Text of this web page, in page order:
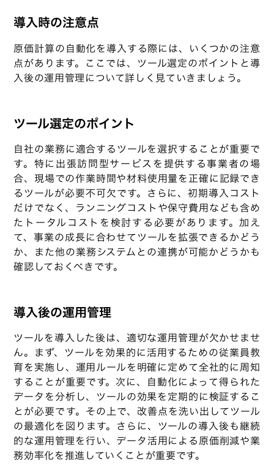
導入時の注意点
原価計算の自動化を導入する際には、いくつかの注意
点があります。ここでは、ツール選定のポイントと導
入後の運用管理について詳しく見ていきましょう。
ツール選定のポイント
自社の業務に適合するツールを選択することが重要で
す。特に出張訪問型サービスを提供する事業者の場
合、現場での作業時間や材料使用量を正確に記録でき
るツールが必要不可欠です。さらに、初期導入コスト
だけでなく、ランニングコストや保守費用なども含め
たトータルコストを検討する必要があります。加え
て、事業の成長に合わせてツールを拡張できるかどう
か、また他の業務システムとの連携が可能かどうかも
確認しておくべきです。
導入後の運用管理
ツールを導入した後は、適切な運用管理が欠かせませ
ん。まず、ツールを効果的に活用するための従業員教
育を実施し、運用ルールを明確に定めて全社的に周知
することが重要です。次に、自動化によって得られた
データを分析し、ツールの効果を定期的に検証するこ
とが必要です。その上で、改善点を洗い出してツール
の最適化を図ります。さらに、ツールの導入後も継続
的な運用管理を行い、データ活用による原価削減や業
務効率化を推進していくことが重要です。